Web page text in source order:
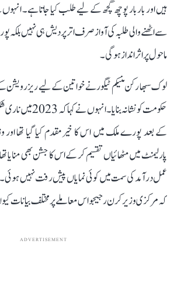
ہیں اور بار بار پوچھ گچھ کے لیے طلب کیا جاتا ہے۔
سے اٹھنے والی طلبہ کی آواز صرف اتر پردیش ہی نہیں بلکہ
ماحول پر اثر انداز ہوگی۔
لوک سبھا رکن منیکم ٹیگور نے خواتین کے لیے ریزرویشن
حکومت کو نشانہ
کے بعد پورے ملک میں اس کا خیرمقدم کیا گیا تھا
پارلیمنٹ میں مٹھائیاں تقسیم کر کے اس کا جشن بھی
عمل درآمد کی سمت میں کوئی نمایاں پیش رفت نہیں ہوئی۔
کہ مرکزی وزیر کرن رجیجو اس معاملے پر مختلف
ADVERTISEMENT